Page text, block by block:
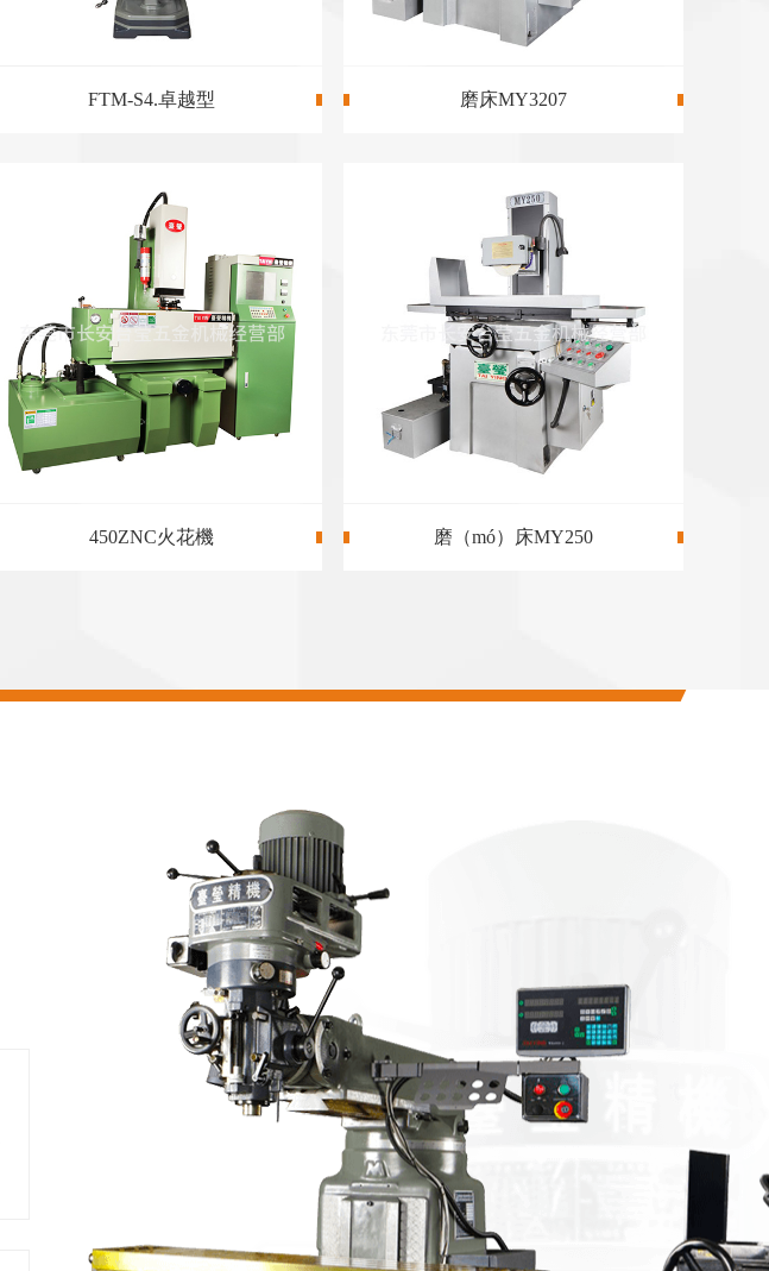
450ZNC火花機 磨（mó）床MY250
磨床M618 台灣加工中心VMC-850
台（tái）灣加工中心VMC-1270